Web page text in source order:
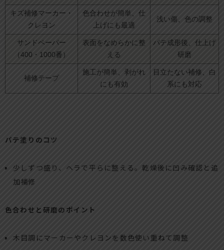
キズ補修マーカー・
クレヨン
色合わせが簡単、仕
上げにも最適
浅い傷、色の調整
サンドペーパー
（400・1000番）
表面をなめらかに整
える
パテ成形後、仕上げ
研磨
補修テープ
施工が簡単、剥がれ
にも有効
目立たない補修、白
系にも対応
パテ塗りのコツ
少しずつ盛り、ヘラで平らに整える。乾燥後に凹み確認と追
加補修
色合わせと研磨のポイント
木目調にマーカーやクレヨンを数色使い重ねて調整